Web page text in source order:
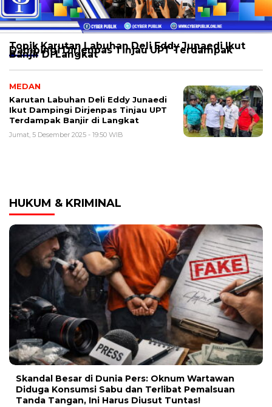
Topik Karutan Labuhan Deli Eddy Junaedi Ikut
Dampingi Dirjenpas Tinjau UPT Terdampak
Banjir Di Langkat
MEDAN
Karutan Labuhan Deli Eddy Junaedi
Ikut Dampingi Dirjenpas Tinjau UPT
Terdampak Banjir di Langkat
Jumat, 5 Desember 2025 - 19:50 WIB
HUKUM & KRIMINAL
Skandal Besar di Dunia Pers: Oknum Wartawan
Diduga Konsumsi Sabu dan Terlibat Pemalsuan
Tanda Tangan, Ini Harus Diusut Tuntas!